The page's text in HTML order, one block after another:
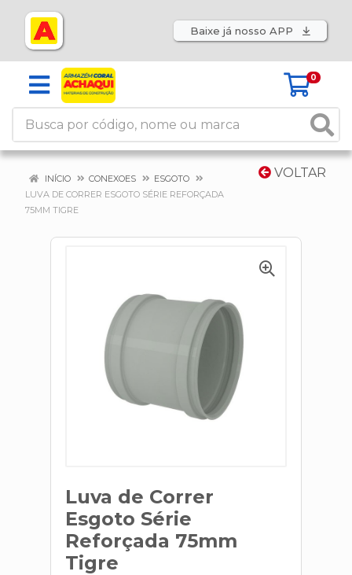
Baixe já nosso APP
0
VOLTAR
INÍCIO CONEXOES
ESGOTO
LUVA DE CORRER ESGOTO SÉRIE REFORÇADA
75MM TIGRE
Luva de Correr
Esgoto Série
Reforçada 75mm
Tigre